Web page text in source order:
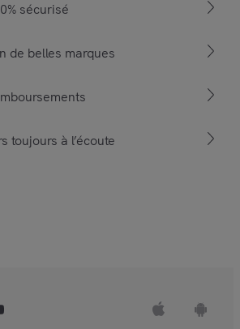
sécurisé
de belles marques
toujours à l’écoute